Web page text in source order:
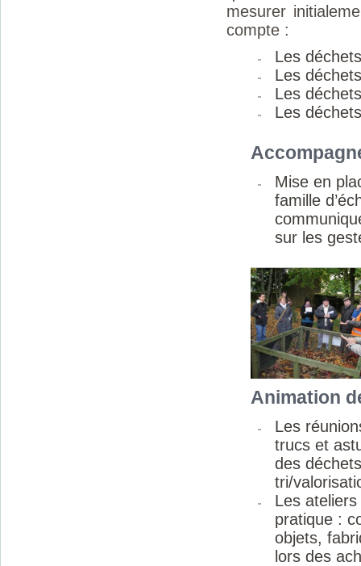
mesurer
compte :
Les
Les
Les
Les
Mise en
famille
sur les
Animation
Les
trucs et
des
tri/
Les
pratique :
objets,
lors des